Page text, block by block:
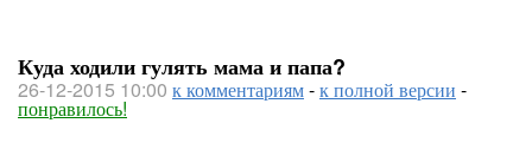
Куда ходили гулять мама и папа?
26-12-2015 10:00 к комментариям-к полной версии -
понравилось!